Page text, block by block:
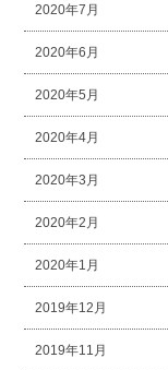
2020年7月
2020年6月
2020年5月
2020年4月
2020年3月
2020年2月
2020年1月
2019年12月
2019年11月